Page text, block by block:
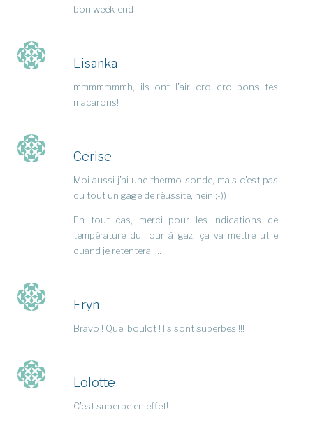
bon week-end
Lisanka
mmmmmmmh, ils ont l’air cro cro bons tes
macarons!
Cerise
Moi aussi j’ai une thermo-sonde, mais c’est pas
du tout un gage de réussite, hein ;-))
En tout cas, merci pour les indications de
température du four à gaz, ça va mettre utile
quand je retenterai….
Eryn
Bravo ! Quel boulot ! Ils sont superbes !!!
Lolotte
C’est superbe en effet!